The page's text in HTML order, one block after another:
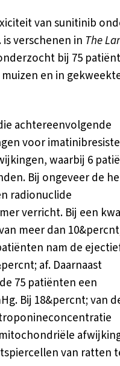
van sunitinib
verschenen in The
bij 75
en in
achtereenvolgende
voor
waarbij 6
Bij ongeveer de
radionuclide
verricht. Bij een
meer dan
nam de
af. Daarnaast
75 patiënten een
Bij 18&percnt; van
van ratten